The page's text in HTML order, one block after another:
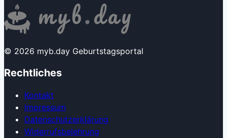
© 2026 myb.day Geburtstagsportal
Rechtliches
Kontakt
Impressum
Datenschutzerklärung
Widerrufsbelehrung